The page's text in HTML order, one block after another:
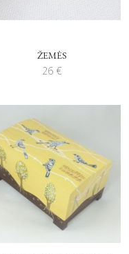
ŽEMĖS
26 €